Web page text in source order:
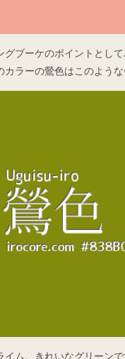
グブーケのポイントとし
ラーの鶯色はこのような
ム。きれいなグリーンで